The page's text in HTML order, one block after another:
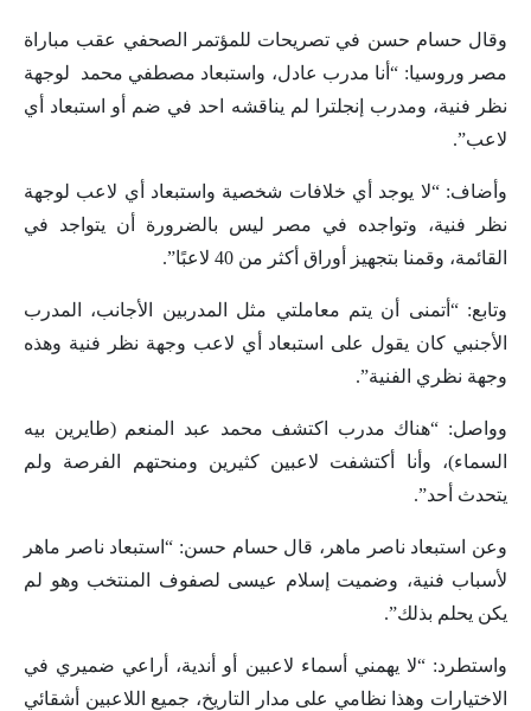
وقال حسام حسن في تصريحات للمؤتمر الصحفي عقب مباراة
مصر وروسيا: “أنا مدرب عادل، واستبعاد مصطفي محمد لوجهة
نظر فنية، ومدرب إنجلترا لم يناقشه احد في ضم أو استبعاد أي
لاعب”.
وأضاف: “لا يوجد أي خلافات شخصية واستبعاد أي لاعب لوجهة
نظر فنية، وتواجده في مصر ليس بالضرورة أن يتواجد في
القائمة، وقمنا بتجهيز أوراق أكثر من 40 لاعبًا”.
وتابع: “أتمنى أن يتم معاملتي مثل المدربين الأجانب، المدرب
الأجنبي كان يقول على استبعاد أي لاعب وجهة نظر فنية وهذه
وجهة نظري الفنية”.
وواصل: “هناك مدرب اكتشف محمد عبد المنعم (طايرين بيه
السماء)، وأنا أكتشفت لاعبين كثيرين ومنحتهم الفرصة ولم
يتحدث أحد”.
وعن استبعاد ناصر ماهر، قال حسام حسن: “استبعاد ناصر ماهر
لأسباب فنية، وضميت إسلام عيسى لصفوف المنتخب وهو لم
يكن يحلم بذلك”.
واستطرد: “لا يهمني أسماء لاعبين أو أندية، أراعي ضميري في
الاختيارات وهذا نظامي على مدار التاريخ، جميع اللاعبين أشقائي